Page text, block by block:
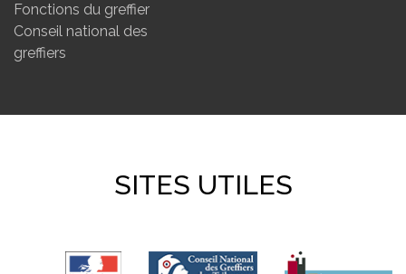
Fonctions du greffier
Conseil national des
greffiers
SITES UTILES